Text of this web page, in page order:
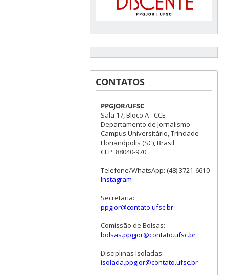
CONTATOS
PPGJOR/UFSC
Sala 17, Bloco A - CCE
Departamento de Jornalismo
Campus Universitário, Trindade
Florianópolis (SC), Brasil
CEP: 88040-970
Telefone/WhatsApp: (48) 3721-6610
Instagram
Secretaria:
ppgjor@contato.ufsc.br
Comissão de Bolsas:
bolsas.ppgjor@contato.ufsc.br
Disciplinas Isoladas:
isolada.ppgjor@contato.ufsc.br